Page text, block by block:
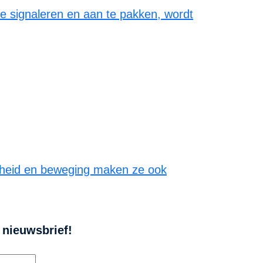
signaleren en aan te pakken, wordt
en beweging maken ze ook